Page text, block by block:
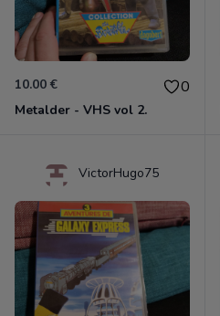
10.00 € 0
Metalder - VHS vol 2.
VictorHugo75